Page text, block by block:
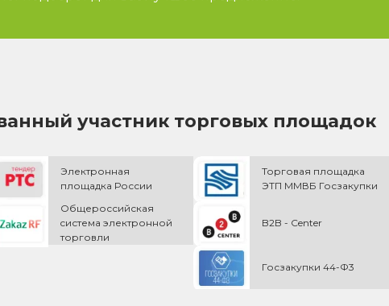
участник торговых площадок
Электронная
площадка России
Торговая площадка
ЭТП ММВБ Госзакупки
Общероссийская
cистема электронной
торговли
B2B - Center
Госзакупки 44-Ф3